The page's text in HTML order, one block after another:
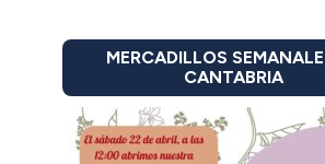
MERCADILLOS
CANTABRIA